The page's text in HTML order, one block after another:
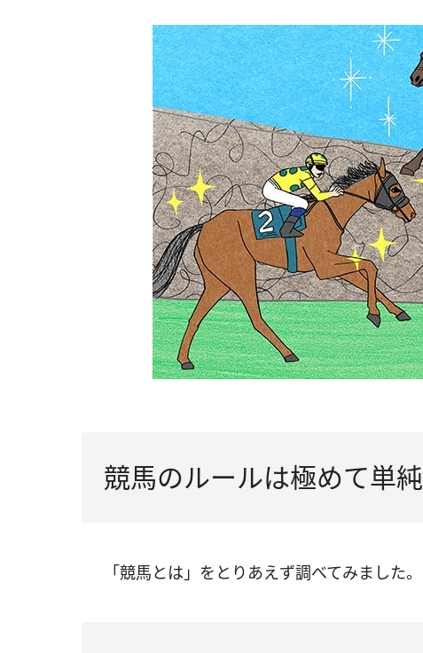
競馬のルールは極めて単純
「競馬とは」をとりあえず調べてみました。